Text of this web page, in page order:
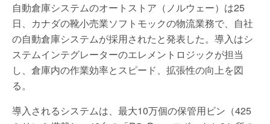
自動倉庫システムのオートストア（ノルウェー）は25
日、カナダの靴小売業ソフトモックの物流業務で、自社
の自動倉庫システムが採用されたと発表した。導入はシ
ステムインテグレーターのエレメントロジックが担当
し、倉庫内の作業効率とスピード、拡張性の向上を図
る。
導入されるシステムは、最大10万個の保管用ビン（425